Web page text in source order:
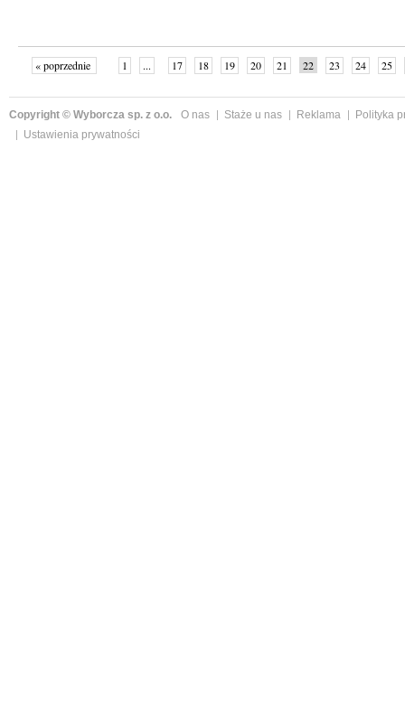
« poprzednie 1 ... 17 18 19 20 21 22 23 24
25
Copyright © Wyborcza sp. z o.o. O nas Staże u nas Reklama
Polityka
Ustawienia prywatności